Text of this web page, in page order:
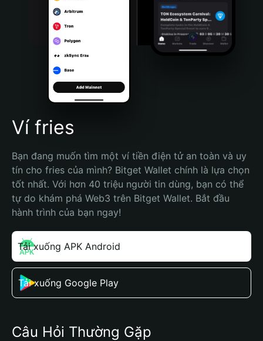
Bahasa Indonesia
Português (Brasil)
Español (Argentina)
Ví fries
Bạn đang muốn tìm một ví tiền điện tử an toàn và uy
tín cho fries của mình? Bitget Wallet chính là lựa chọn
tốt nhất. Với hơn 40 triệu người tin dùng, bạn có thể
tự do khám phá Web3 trên Bitget Wallet. Bắt đầu
hành trình của bạn ngay!
Tải xuống APK Android
Tải xuống Google Play
Câu Hỏi Thường Gặp